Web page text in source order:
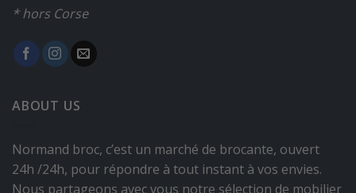
* hors Corse
ABOUT US
Normand broc, c’est un marché de brocante, ouvert
24h /24h, pour répondre à tout instant à vos envies.
Nous partageons avec vous notre sélection de mobilier